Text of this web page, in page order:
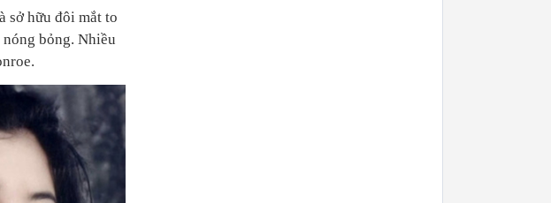
sở hữu đôi mắt to
bỏng. Nhiều